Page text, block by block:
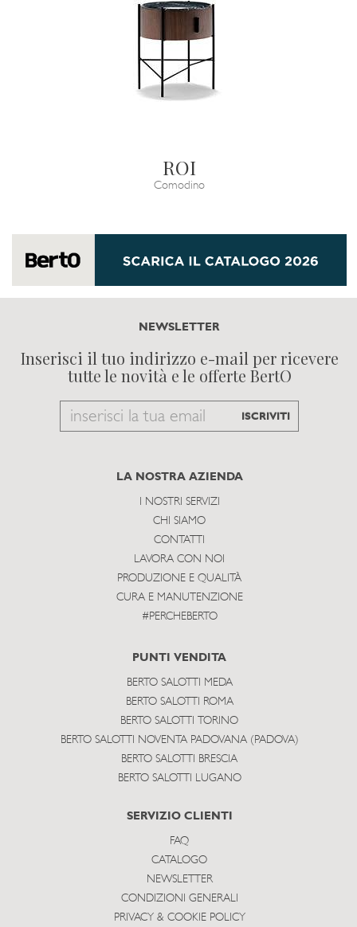
ROI
Comodino
NEWSLETTER
Inserisci il tuo indirizzo e-mail per ricevere
tutte le novità e le offerte BertO
Email
subscribe
ISCRIVITI
LA NOSTRA AZIENDA
I NOSTRI SERVIZI
CHI SIAMO
CONTATTI
LAVORA CON NOI
PRODUZIONE E QUALITÀ
CURA E MANUTENZIONE
#PERCHEBERTO
PUNTI VENDITA
BERTO SALOTTI MEDA
BERTO SALOTTI ROMA
BERTO SALOTTI TORINO
BERTO SALOTTI NOVENTA PADOVANA (PADOVA)
BERTO SALOTTI BRESCIA
BERTO SALOTTI LUGANO
SERVIZIO CLIENTI
FAQ
CATALOGO
NEWSLETTER
CONDIZIONI GENERALI
PRIVACY & COOKIE POLICY